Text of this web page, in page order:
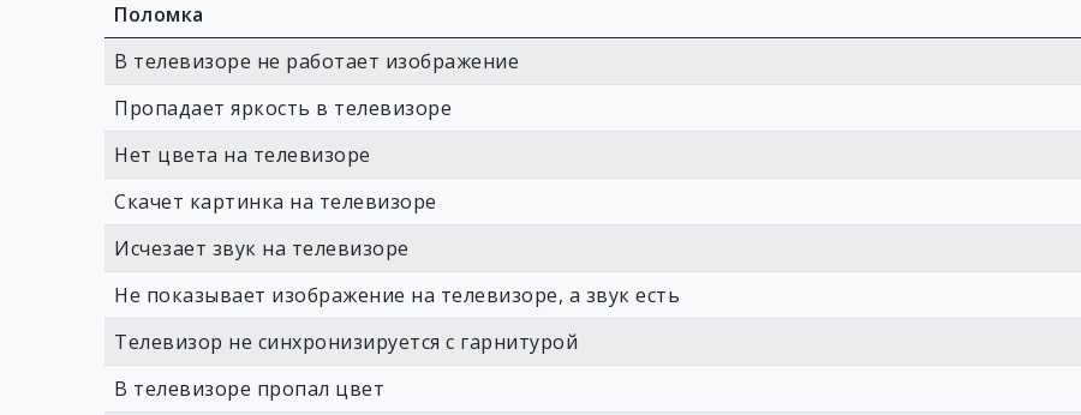
Поломка
В телевизоре не работает изображение
Пропадает яркость в телевизоре
Нет цвета на телевизоре
Скачет картинка на телевизоре
Исчезает звук на телевизоре
Не показывает изображение на телевизоре, а звук есть
Телевизор не синхронизируется с гарнитурой
В телевизоре пропал цвет